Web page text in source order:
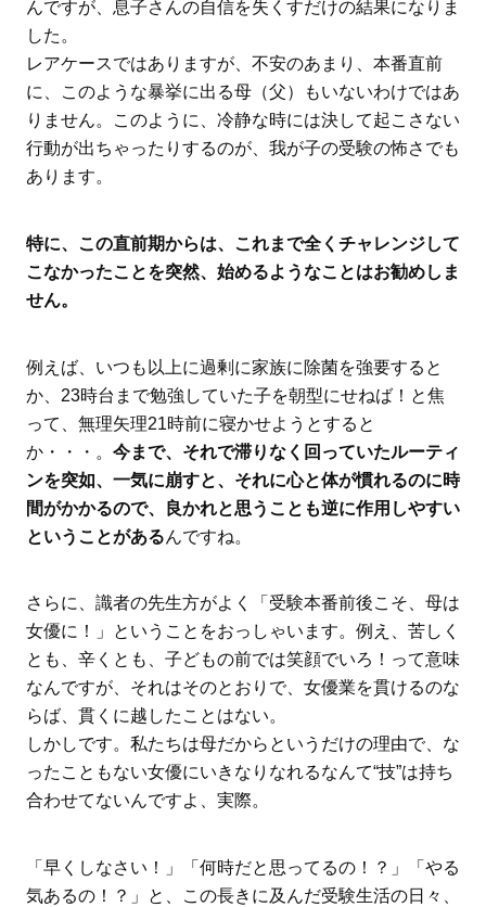
んですが、息子さんの自信を失くすだけの結果になりま
した。
レアケースではありますが、不安のあまり、本番直前
に、このような暴挙に出る母（父）もいないわけではあ
りません。このように、冷静な時には決して起こさない
行動が出ちゃったりするのが、我が子の受験の怖さでも
あります。
特に、この直前期からは、これまで全くチャレンジして
こなかったことを突然、始めるようなことはお勧めしま
せん。
例えば、いつも以上に過剰に家族に除菌を強要すると
か、23時台まで勉強していた子を朝型にせねば！と焦
って、無理矢理21時前に寝かせようとすると
か・・・。 今まで、それで滞りなく回っていたルーティ
ンを突如、一気に崩すと、それに心と体が慣れるのに時
間がかかるので、良かれと思うことも逆に作用しやすい
ということがあるんですね。
さらに、識者の先生方がよく「受験本番前後こそ、母は
女優に！」ということをおっしゃいます。例え、苦しく
とも、辛くとも、子どもの前では笑顔でいろ！って意味
なんですが、それはそのとおりで、女優業を貫けるのな
らば、貫くに越したことはない。
しかしです。私たちは母だからというだけの理由で、な
ったこともない女優にいきなりなれるなんて“技”は持ち
合わせてないんですよ、実際。
「早くしなさい！」「何時だと思ってるの！？」「やる
気あるの！？」と、この長きに及んだ受験生活の日々、